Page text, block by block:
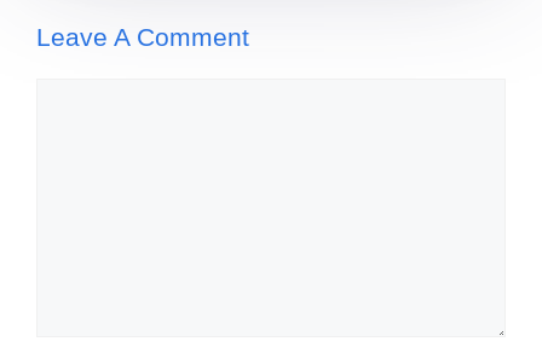
Leave A Comment